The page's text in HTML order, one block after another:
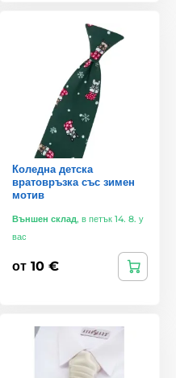
Коледна детска
вратовръзка със зимен
мотив
Външен склад, в петък 14. 8. у
вас
от 10 €